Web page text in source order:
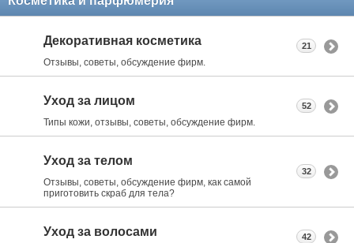
Декоративная косметика
Отзывы, советы, обсуждение фирм.
21
Уход за лицом
Типы кожи, отзывы, советы, обсуждение фирм.
52
Уход за телом
Отзывы, советы, обсуждение фирм, как самой
приготовить скраб для тела?
32
Уход за волосами 42